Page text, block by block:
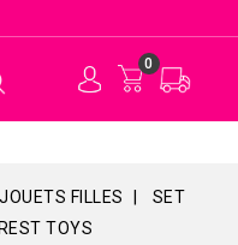
0
JOUETS FILLES
SET
TOYS